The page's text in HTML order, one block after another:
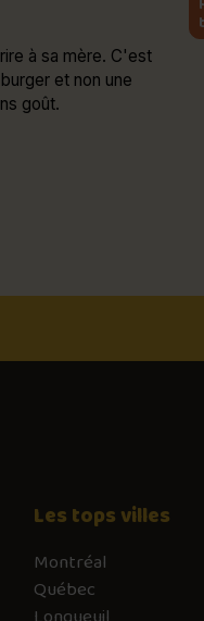
à sa mère. C'est
et non une
goût.
Les tops villes
Montréal
Québec